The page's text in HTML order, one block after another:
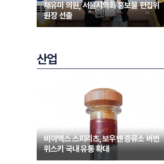
채유미 의원, 서울시의회 홍보물 편집위
원장 선출
산업
비이엑스 스피리츠, 보우맨 증류소 버번
위스키 국내 유통 확대